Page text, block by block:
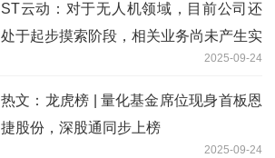
ST云动：对于无人机领域，目前公司还
处于起步摸索阶段，相关业务尚未产生实
2025-09-24
热文：龙虎榜 | 量化基金席位现身首板恩
捷股份，深股通同步上榜
2025-09-24